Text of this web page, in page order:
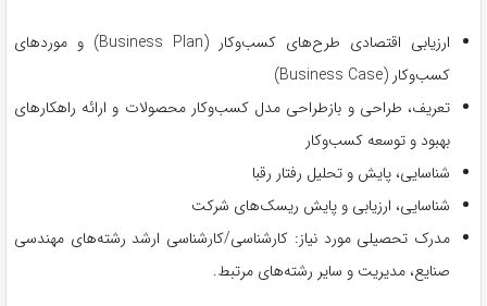
ارزیابی اقتصادی طرح‌های کسب‌وکار (Business Plan) و موردهای
کسب‌وکار (Business Case)
تعریف، طراحی و بازطراحی مدل کسب‌وکار محصولات و ارائه راهکارهای
بهبود و توسعه کسب‌وکار
شناسایی، پایش و تحلیل رفتار رقبا
شناسایی، ارزیابی و پایش ریسک‌های شرکت
مدرک تحصیلی مورد نیاز: کارشناسی/کارشناسی ارشد رشته‌های مهندسی
صنایع، مدیریت و سایر رشته‌های مرتبط.